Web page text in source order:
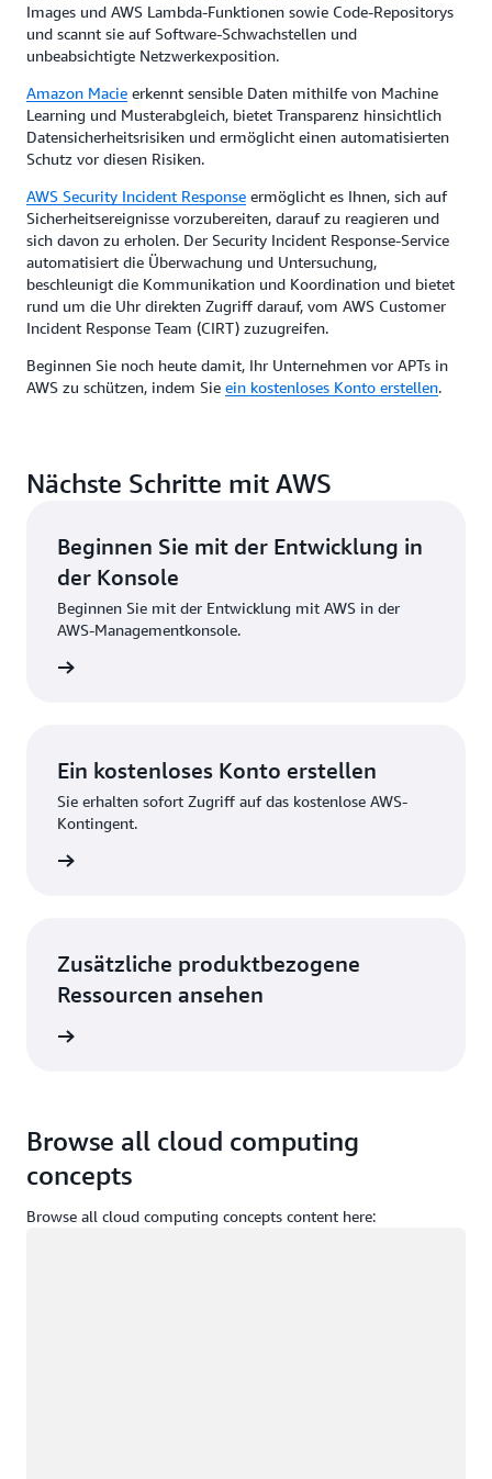
Images und AWS Lambda-Funktionen sowie Code-Repositorys
und scannt sie auf Software-Schwachstellen und
unbeabsichtigte Netzwerkexposition.
Amazon Macie erkennt sensible Daten mithilfe von Machine
Learning und Musterabgleich, bietet Transparenz hinsichtlich
Datensicherheitsrisiken und ermöglicht einen automatisierten
Schutz vor diesen Risiken.
AWS Security Incident Response ermöglicht es Ihnen, sich auf
Sicherheitsereignisse vorzubereiten, darauf zu reagieren und
sich davon zu erholen. Der Security Incident Response-Service
automatisiert die Überwachung und Untersuchung,
beschleunigt die Kommunikation und Koordination und bietet
rund um die Uhr direkten Zugriff darauf, vom AWS Customer
Incident Response Team (CIRT) zuzugreifen.
Beginnen Sie noch heute damit, Ihr Unternehmen vor APTs in
AWS zu schützen, indem Sie ein kostenloses Konto erstellen.
Nächste Schritte mit AWS
Beginnen Sie mit der Entwicklung in
der Konsole
Beginnen Sie mit der Entwicklung mit AWS in der
AWS-Managementkonsole.
Ein kostenloses Konto erstellen
Sie erhalten sofort Zugriff auf das kostenlose AWS-
Kontingent.
Zusätzliche produktbezogene
Ressourcen ansehen
Browse all cloud computing
concepts
Browse all cloud computing concepts content here: